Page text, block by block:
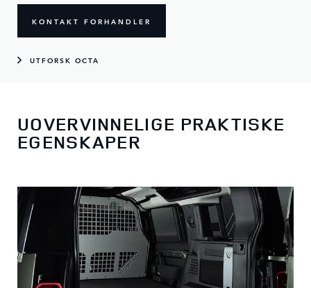
KONTAKT FORHANDLER
UTFORSK OCTA
UOVERVINNELIGE PRAKTISKE
EGENSKAPER